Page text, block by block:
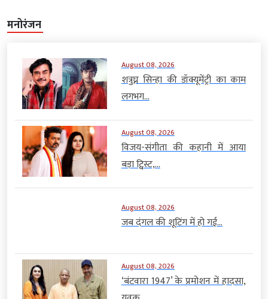
मनोरंजन
August 08, 2026
शत्रुघ्न सिन्हा की डॉक्यूमेंट्री का काम
लगभग...
August 08, 2026
विजय-संगीता की कहानी में आया
बड़ा ट्विस्ट,...
August 08, 2026
जब दंगल की शूटिंग में हो गई...
August 08, 2026
‘बंटवारा 1947’ के प्रमोशन में हादसा,